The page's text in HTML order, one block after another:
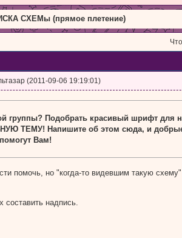
СХЕМы (прямое плетение)
(2011-09-06 19:19:01)
группы? Подобрать красивый шрифт для
ТЕМУ! Напишите об этом сюда, и добрые
Вам!
помочь, но "когда-то видевшим такую схему"
надпись.